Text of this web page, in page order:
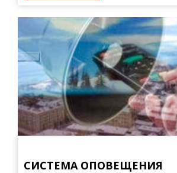
СИСТЕМА ОПОВЕЩЕНИЯ